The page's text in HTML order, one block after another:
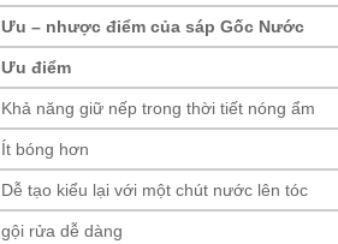
Ưu – nhược điểm của sáp Gốc Nước
Ưu điểm
Khả năng giữ nếp trong thời tiết nóng ẩm
Ít bóng hơn
Dễ tạo kiểu lại với một chút nước lên tóc
gội rửa dễ dàng